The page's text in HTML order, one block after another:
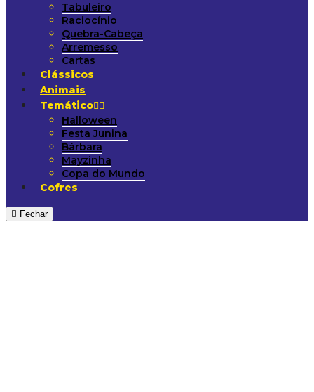
Tabuleiro
Raciocínio
Quebra-Cabeça
Arremesso
Cartas
Clássicos
Animais
Temático
Halloween
Festa Junina
Bárbara
Mayzinha
Copa do Mundo
Cofres
Fechar